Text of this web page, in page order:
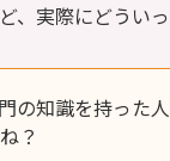
、実際にどういっ
の知識を持った人
？